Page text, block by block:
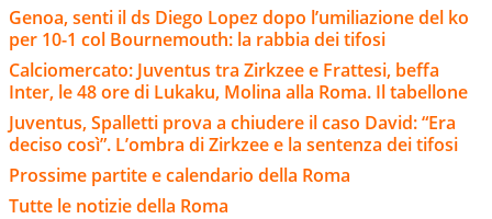
Genoa, senti il ds Diego Lopez dopo l’umiliazione del ko
per 10-1 col Bournemouth: la rabbia dei tifosi
Calciomercato: Juventus tra Zirkzee e Frattesi, beffa
Inter, le 48 ore di Lukaku, Molina alla Roma. Il tabellone
Juventus, Spalletti prova a chiudere il caso David: “Era
deciso così”. L’ombra di Zirkzee e la sentenza dei tifosi
Prossime partite e calendario della Roma
Tutte le notizie della Roma